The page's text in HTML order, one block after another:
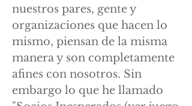
nuestros pares, gente y
organizaciones que hacen lo
mismo, piensan de la misma
manera y son completamente
afines con nosotros. Sin
embargo lo que he llamado